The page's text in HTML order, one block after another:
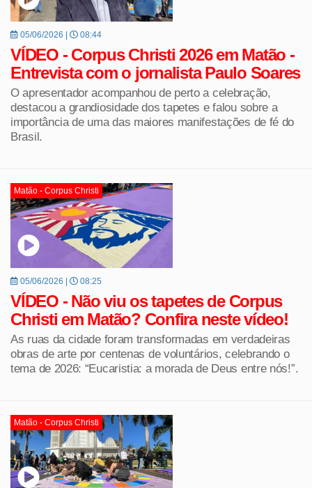
05/06/2026 | 08:44
VÍDEO - Corpus Christi 2026 em Matão -
Entrevista com o jornalista Paulo Soares
O apresentador acompanhou de perto a celebração,
destacou a grandiosidade dos tapetes e falou sobre a
importância de uma das maiores manifestações de fé do
Brasil.
Matão - Corpus Christi
05/06/2026 | 08:25
VÍDEO - Não viu os tapetes de Corpus
Christi em Matão? Confira neste vídeo!
As ruas da cidade foram transformadas em verdadeiras
obras de arte por centenas de voluntários, celebrando o
tema de 2026: “Eucaristia: a morada de Deus entre nós!”.
Matão - Corpus Christi